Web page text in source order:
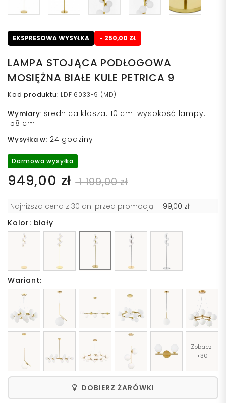
EKSPRESOWA WYSYŁKA - 250,00 ZŁ
LAMPA STOJĄCA PODŁOGOWA
MOSIĘŻNA BIAŁE KULE PETRICA 9
Kod produktu: LDF 6033-9 (MD)
Wymiary: średnica klosza: 10 cm. wysokość lampy:
158 cm.
Wysyłka w: 24 godziny
Darmowa wysyłka
949,00 zł 1 199,00 zł
Najniższa cena z 30 dni przed promocją: 1 199,00 zł
Kolor: biały
Wariant:
Zobacz
+30
DOBIERZ ŻARÓWKI